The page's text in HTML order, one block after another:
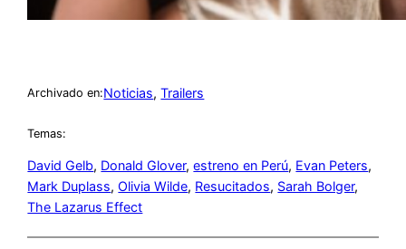
Archivado en:Noticias, Trailers
Temas:
David Gelb, Donald Glover, estreno en Perú, Evan Peters
Mark Duplass, Olivia Wilde, Resucitados, Sarah Bolger
The Lazarus Effect